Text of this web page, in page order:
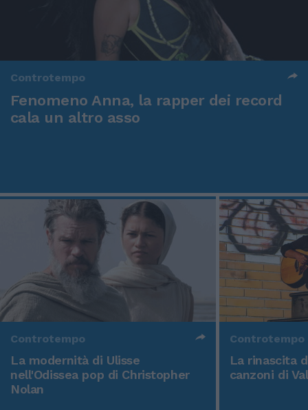
Controtempo
Fenomeno Anna, la rapper dei record
cala un altro asso
Controtempo
La modernità di Ulisse
nell'Odissea pop di Christopher
Nolan
Controtempo
La rinascita
canzoni di